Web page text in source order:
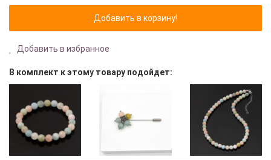
Добавить в избранное
В комплект к этому товару подойдет: